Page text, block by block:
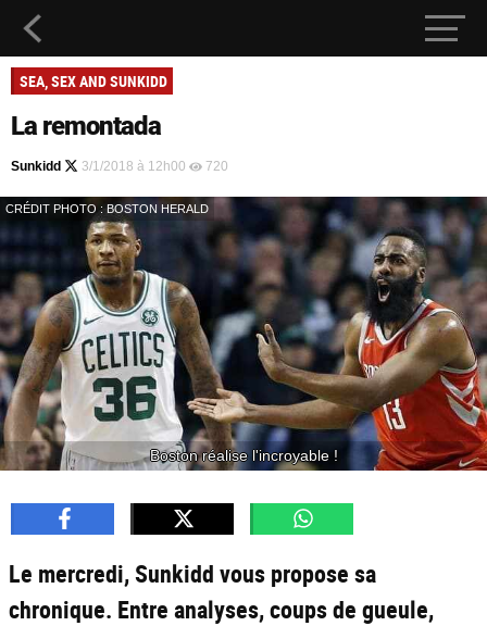
SEA, SEX AND SUNKIDD
La remontada
Sunkidd 3/1/2018 à 12h00 720
CRÉDIT PHOTO : BOSTON HERALD
Boston réalise l'incroyable !
Le mercredi, Sunkidd vous propose sa
chronique. Entre analyses, coups de gueule,